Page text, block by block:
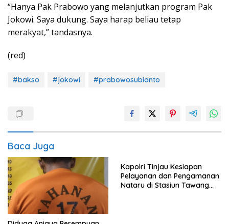
“Hanya Pak Prabowo yang melanjutkan program Pak
Jokowi. Saya dukung. Saya harap beliau tetap
merakyat,” tandasnya.
(red)
#bakso #jokowi #prabowosubianto
Baca Juga
Kapolri Tinjau Kesiapan
Pelayanan dan Pengamanan
Nataru di Stasiun Tawang